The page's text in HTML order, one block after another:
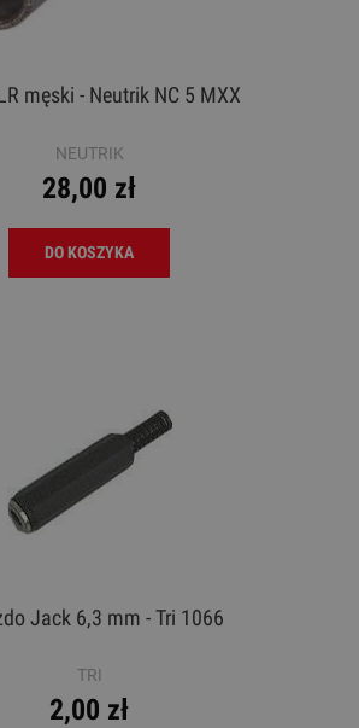
męski - Neutrik NC 5 MXX
NEUTRIK
28,00 zł
DO KOSZYKA
Jack 6,3 mm - Tri 1066
TRI
2,00 zł